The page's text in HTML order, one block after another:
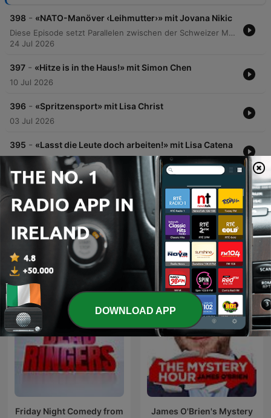
398 - «NATO-Manöver ‹Leihmutter›» mit Jovana Nikic
Diese Episode setzt Parallelen zwischen der Schweizer Munitionspolitik und den gesellschaftlichen Debatten um Leihmutterschaft sowie die sinkende Geburtenrate in der Schweiz. Der Sprecher kritisiert eine vermeintliche Doppelmoral, bei der Verbote im Inland durch Umgehung über die Landesgrenzen hinweg faktisch akzeptiert werden, ähnlich wie bei der Weiterleitung von Munition über NATO-Partner. Zudem wird die finanzielle Belastung durch Kita-Kosten und steigende Krankenkassenprämien thematisiert, welche die Familienplanung in der Schweiz massiv erschweren. Die Analyse stellt die These auf, dass das Schweizer Staatssystem die Familiengründung zu einem Luxusgut degradiert hat und fordert politische Reformen zur Entlastung von Familien.
24 Jul 2026
397 - «Hitze is in the Haus!» mit Simon Chen
10 Jul 2026
396 - «Spritzensport» mit Lisa Christ
03 Jul 2026
395 - «Lasst die Leute doch arbeiten!» mit Lisa Catena
19 Jun 2026
Show more episodes
More Comedy podcasts
See all
Friday Night Comedy from
James O'Brien's Mystery
DOWNLOAD APP